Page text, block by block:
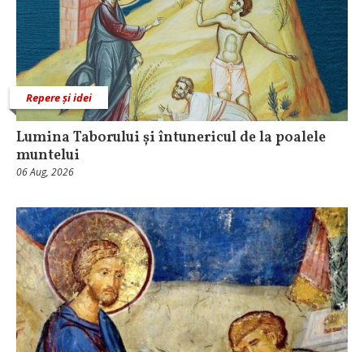
Repere și idei
Lumina Taborului și întunericul de la poalele
muntelui
06 Aug, 2026